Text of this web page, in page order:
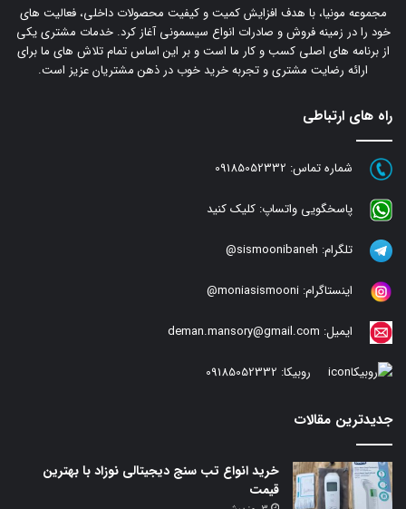
مجموعه مونیا، با هدف افزایش کمیت و کیفیت محصولات داخلی، فعالیت های
خود را در زمینه فروش و صادرات انواع سیسمونی آغاز کرد. خدمات مشتری یکی
از برنامه های اصلی کسب و کار ما است و بر این اساس تمام تلاش های ما برای
ارائه رضایت مشتری و تجربه خرید خوب در ذهن مشتریان عزیز است.
راه های ارتباطی
شماره تماس: 09185052332
پاسخگویی واتساپ: کلیک کنید
تلگرام: sismoonibaneh@
اینستاگرام: moniasismooni@
ایمیل: deman.mansory@gmail.com
روبیکا: 09185052332
جدیدترین مقالات
خرید انواع تب سنج دیجیتالی نوزاد با بهترین
قیمت